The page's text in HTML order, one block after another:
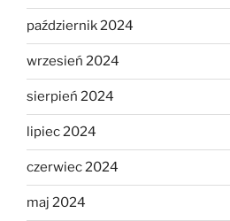
październik 2024
wrzesień 2024
sierpień 2024
lipiec 2024
czerwiec 2024
maj 2024